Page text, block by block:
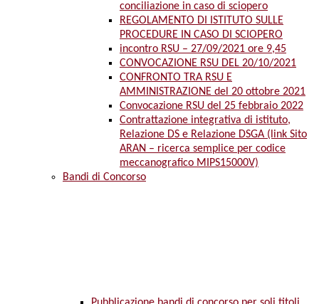
conciliazione in caso di sciopero
REGOLAMENTO DI ISTITUTO SULLE
PROCEDURE IN CASO DI SCIOPERO
incontro RSU – 27/09/2021 ore 9,45
CONVOCAZIONE RSU DEL 20/10/2021
CONFRONTO TRA RSU E
AMMINISTRAZIONE del 20 ottobre 2021
Convocazione RSU del 25 febbraio 2022
Contrattazione integrativa di istituto,
Relazione DS e Relazione DSGA (link Sito
ARAN – ricerca semplice per codice
meccanografico MIPS15000V)
Bandi di Concorso